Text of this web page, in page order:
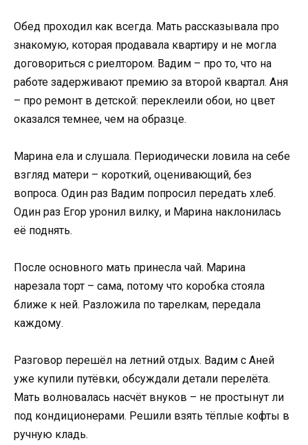
Обед проходил как всегда. Мать рассказывала про
знакомую, которая продавала квартиру и не могла
договориться с риелтором. Вадим – про то, что на
работе задерживают премию за второй квартал. Аня
– про ремонт в детской: переклеили обои, но цвет
оказался темнее, чем на образце.
Марина ела и слушала. Периодически ловила на себе
взгляд матери – короткий, оценивающий, без
вопроса. Один раз Вадим попросил передать хлеб.
Один раз Егор уронил вилку, и Марина наклонилась
её поднять.
После основного мать принесла чай. Марина
нарезала торт – сама, потому что коробка стояла
ближе к ней. Разложила по тарелкам, передала
каждому.
Разговор перешёл на летний отдых. Вадим с Аней
уже купили путёвки, обсуждали детали перелёта.
Мать волновалась насчёт внуков – не простынут ли
под кондиционерами. Решили взять тёплые кофты в
ручную кладь.